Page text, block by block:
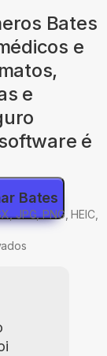
Bates
e
e
é
Bates
JPG, PNG, HEIC,